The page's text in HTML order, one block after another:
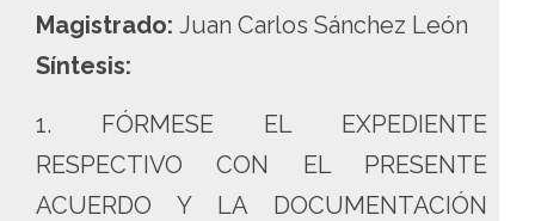
Magistrado: Juan Carlos Sánchez León
Síntesis:
1. FÓRMESE EL EXPEDIENTE
RESPECTIVO CON EL PRESENTE
ACUERDO Y LA DOCUMENTACIÓN